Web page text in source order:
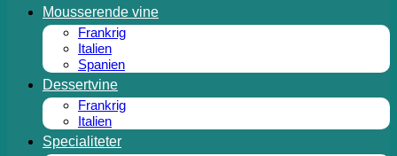
Mousserende vine
Frankrig
Italien
Spanien
Dessertvine
Frankrig
Italien
Specialiteter